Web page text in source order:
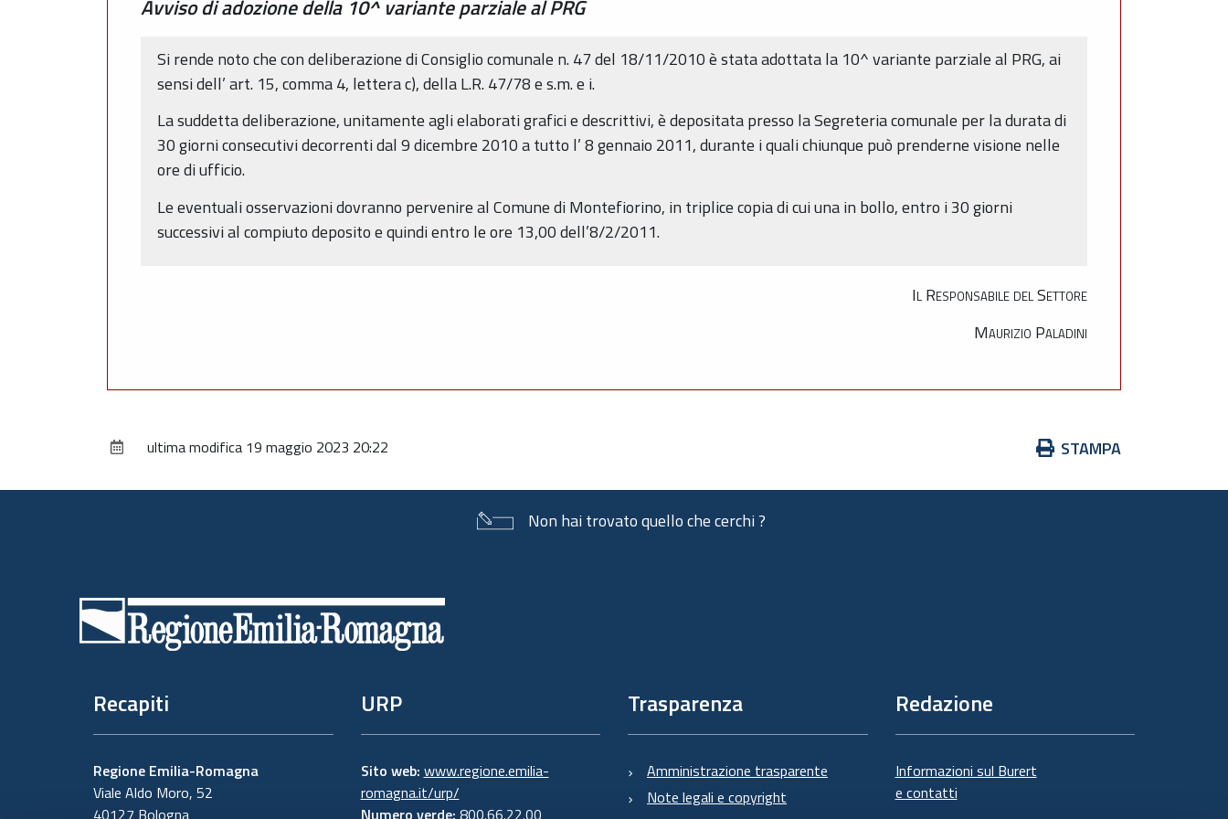
Avviso di adozione della 10^ variante parziale al PRG
Si rende noto che con deliberazione di Consiglio comunale n. 47 del 18/11/2010 è stata adottata la 10^ variante parziale al PRG, ai
sensi dell’ art. 15, comma 4, lettera c), della L.R. 47/78 e s.m. e i.
La suddetta deliberazione, unitamente agli elaborati grafici e descrittivi, è depositata presso la Segreteria comunale per la durata di
30 giorni consecutivi decorrenti dal 9 dicembre 2010 a tutto l’ 8 gennaio 2011, durante i quali chiunque può prenderne visione nelle
ore di ufficio.
Le eventuali osservazioni dovranno pervenire al Comune di Montefiorino, in triplice copia di cui una in bollo, entro i 30 giorni
successivi al compiuto deposito e quindi entro le ore 13,00 dell’8/2/2011.
Il Responsabile del Settore
Maurizio Paladini
Azioni
documento
STAMPA
ultima modifica 19 maggio 2023 20:22
Non hai trovato quello che cerchi ?
Recapiti
Regione Emilia-Romagna
Viale Aldo Moro, 52
40127 Bologna
URP
Sito web: www.regione.emilia-
romagna.it/urp/
Numero verde: 800.66.22.00
Trasparenza
Amministrazione trasparente
Note legali e copyright
Redazione
Informazioni sul Burert
e contatti